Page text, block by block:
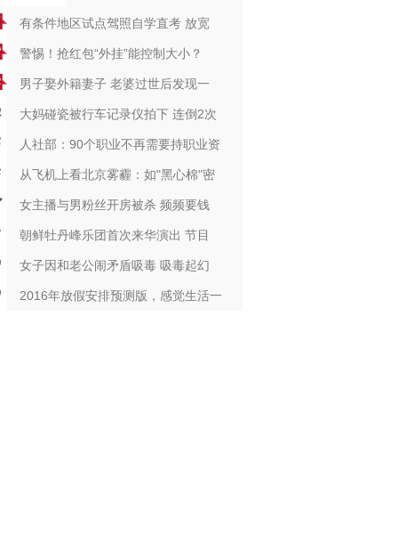
有条件地区试点驾照自学直考 放宽
警惕！抢红包“外挂”能控制大小？
男子娶外籍妻子 老婆过世后发现一
大妈碰瓷被行车记录仪拍下 连倒2次
人社部：90个职业不再需要持职业资
从飞机上看北京雾霾：如"黑心棉"密
女主播与男粉丝开房被杀 频频要钱
朝鲜牡丹峰乐团首次来华演出 节目
女子因和老公闹矛盾吸毒 吸毒起幻
2016年放假安排预测版，感觉生活一